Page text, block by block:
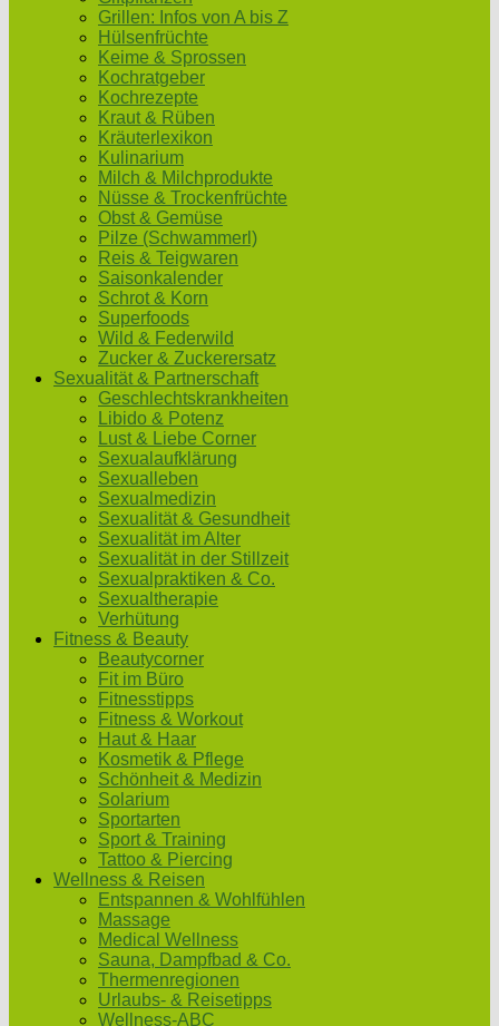
Grillen: Infos von A bis Z
Hülsenfrüchte
Keime & Sprossen
Kochratgeber
Kochrezepte
Kraut & Rüben
Kräuterlexikon
Kulinarium
Milch & Milchprodukte
Nüsse & Trockenfrüchte
Obst & Gemüse
Pilze (Schwammerl)
Reis & Teigwaren
Saisonkalender
Schrot & Korn
Superfoods
Wild & Federwild
Zucker & Zuckerersatz
Sexualität & Partnerschaft
Geschlechtskrankheiten
Libido & Potenz
Lust & Liebe Corner
Sexualaufklärung
Sexualleben
Sexualmedizin
Sexualität & Gesundheit
Sexualität im Alter
Sexualität in der Stillzeit
Sexualpraktiken & Co.
Sexualtherapie
Verhütung
Fitness & Beauty
Beautycorner
Fit im Büro
Fitnesstipps
Fitness & Workout
Haut & Haar
Kosmetik & Pflege
Schönheit & Medizin
Solarium
Sportarten
Sport & Training
Tattoo & Piercing
Wellness & Reisen
Entspannen & Wohlfühlen
Massage
Medical Wellness
Sauna, Dampfbad & Co.
Thermenregionen
Urlaubs- & Reisetipps
Wellness-ABC